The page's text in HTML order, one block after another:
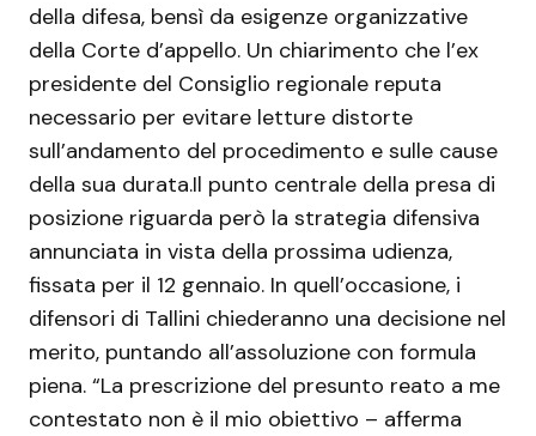
della difesa, bensì da esigenze organizzative
della Corte d’appello. Un chiarimento che l’ex
presidente del Consiglio regionale reputa
necessario per evitare letture distorte
sull’andamento del procedimento e sulle cause
della sua durata.Il punto centrale della presa di
posizione riguarda però la strategia difensiva
annunciata in vista della prossima udienza,
fissata per il 12 gennaio. In quell’occasione, i
difensori di Tallini chiederanno una decisione nel
merito, puntando all’assoluzione con formula
piena. “La prescrizione del presunto reato a me
contestato non è il mio obiettivo – afferma